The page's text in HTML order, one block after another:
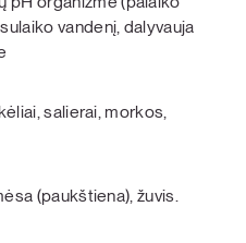
vandenį, dalyvauja
salierai, morkos,
(paukštiena), žuvis.